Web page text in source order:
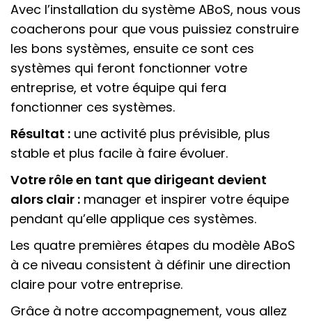
Avec l’installation du système ABoS, nous vous
coacherons pour que vous puissiez construire
les bons systèmes, ensuite ce sont ces
systèmes qui feront fonctionner votre
entreprise, et votre équipe qui fera
fonctionner ces systèmes.
Résultat : une activité plus prévisible, plus
stable et plus facile à faire évoluer.
Votre rôle en tant que dirigeant devient
alors clair : manager et inspirer votre équipe
pendant qu’elle applique ces systèmes.
Les quatre premières étapes du modèle ABoS
à ce niveau consistent à définir une direction
claire pour votre entreprise.
Grâce à notre accompagnement, vous allez